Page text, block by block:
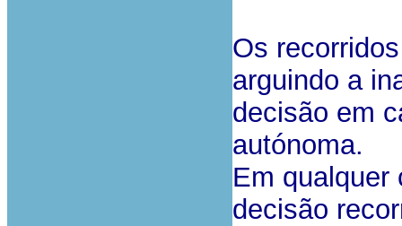
Os
arguindo a
decisão em
autónoma.
Em qualquer
decisão